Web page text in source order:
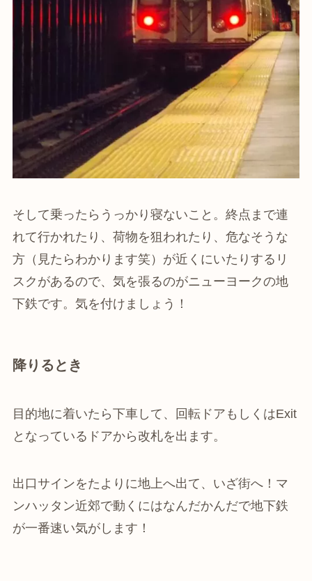
そして乗ったらうっかり寝ないこと。終点まで連
れて行かれたり、荷物を狙われたり、危なそうな
方（見たらわかります笑）が近くにいたりするリ
スクがあるので、気を張るのがニューヨークの地
下鉄です。気を付けましょう！
降りるとき
目的地に着いたら下車して、回転ドアもしくはExit
となっているドアから改札を出ます。
出口サインをたよりに地上へ出て、いざ街へ！マ
ンハッタン近郊で動くにはなんだかんだで地下鉄
が一番速い気がします！